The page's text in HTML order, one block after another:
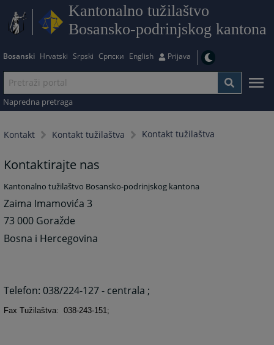
Kantonalno tužilaštvo
Bosansko-podrinjskog kantona
Bosanski Hrvatski Srpski Српски English Prijava
Napredna pretraga
Kontakt Kontakt tužilaštva Kontakt tužilaštva
Kontaktirajte nas
Kantonalno tužilaštvo Bosansko-podrinjskog kantona
Zaima Imamovića 3
73 000 Goražde
Bosna i Hercegovina
Telefon: 038/224-127 - centrala ;
Fax Tužilaštva: 038-243-151;